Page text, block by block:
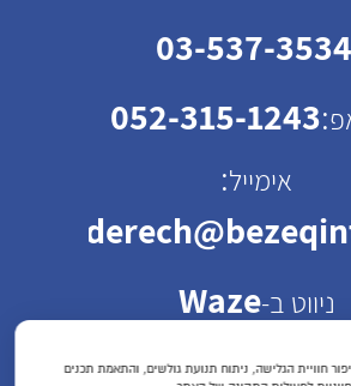
03-537-3534
:
052-315-1243
אימייל:
ניווט ב-Waze
רחוב ישראל ב"ק
חוויית הגלישה, ניתוח תנועת גולשים, והתאמת תכנים